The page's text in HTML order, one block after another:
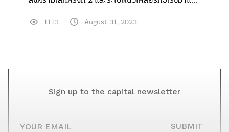
1113 August 31, 2023
Sign up to the capital newsletter
SUBMIT